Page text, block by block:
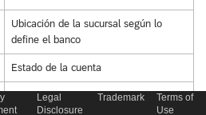
Ubicación de la sucursal según lo
define el banco
Estado de la cuenta
Seleccione el estado de cuenta en la
lista.
Legal
Disclosure
Trademark
Terms of
Use